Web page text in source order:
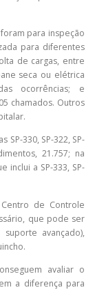
para inspeção
para diferentes
de cargas, entre
seca ou elétrica
ocorrências; e
chamados. Outros
330, SP-322, SP-
21.757; na
a SP-333, SP-
de Controle
que pode ser
avançado),
avaliar o
a diferença para